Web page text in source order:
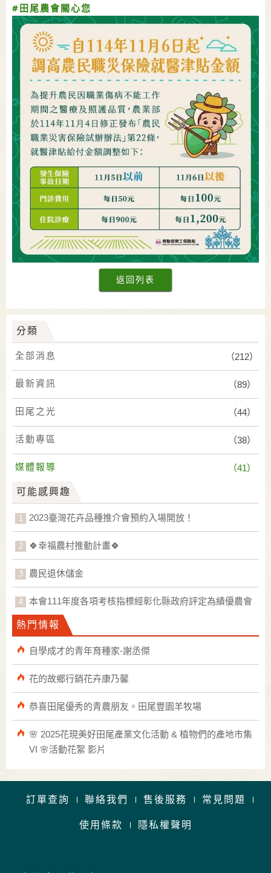
#田尾農會關心您
返回列表
分類
全部消息 （212）
最新資訊 （89）
田尾之光 （44）
活動專區 （38）
媒體報導 （41）
可能感興趣
2023臺灣花卉品種推介會預約入場開放！
🍀幸福農村推動計畫🍀
農民退休儲金
本會111年度各項考核指標經彰化縣政府評定為績優農會
熱門情報
自學成才的青年育種家-謝丞傑
花的故鄉行銷花卉康乃馨
恭喜田尾優秀的青農朋友。田尾豐園羊牧場
🌸 2025花現美好田尾產業文化活動 & 植物們的產地市集
VI 🌸活動花絮 影片
訂單查詢 聯絡我們 售後服務 常見問題
使用條款 隱私權聲明